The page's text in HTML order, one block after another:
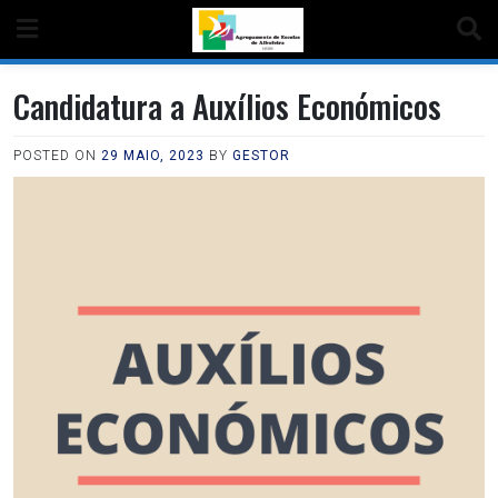
Candidatura a Auxílios Económicos
POSTED ON 29 MAIO, 2023 BY GESTOR